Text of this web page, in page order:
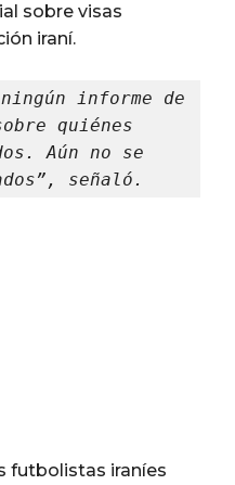
sobre visas
iraní.
informe de
quiénes
Aún no se
señaló.
futbolistas iraníes